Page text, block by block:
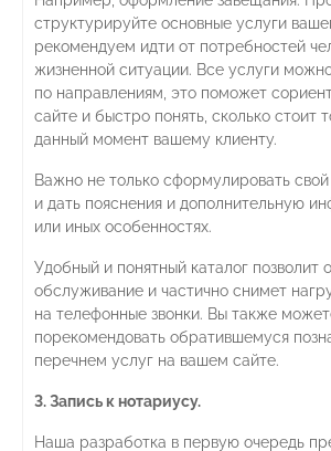
структурируйте основные услуги
рекомендуем идти от потребностей
жизненной ситуации. Все услуги
по направлениям, это поможет
сайте и быстро понять, сколько стоит
данный момент вашему клиенту.
Важно не только сформулировать
и дать пояснения и дополнительную
или иных особенностях.
Удобный и понятный каталог позволит
обслуживание и частично снимет
на телефонные звонки. Вы также
порекомендовать обратившемуся
перечнем услуг на вашем сайте.
3. Запись к нотариусу.
Наша разработка в первую очередь